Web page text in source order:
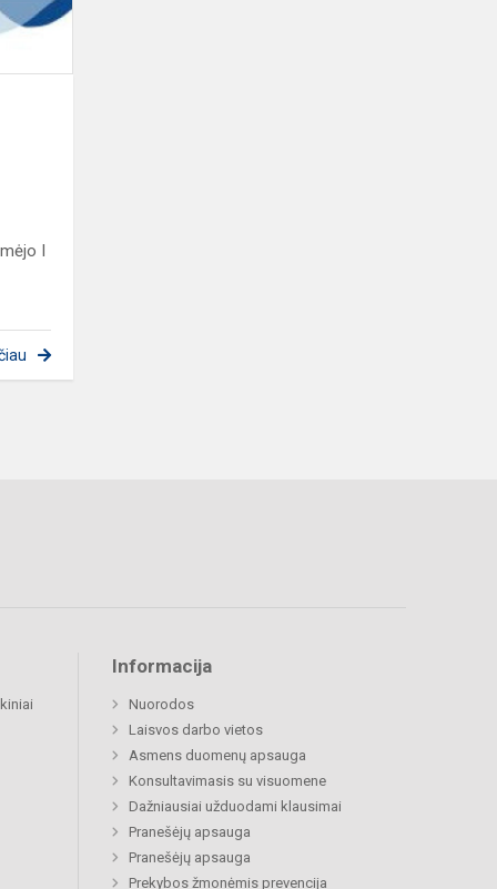
VIETA
I
Informacija
Nuorodos
Laisvos darbo vietos
Asmens duomenų apsauga
Konsultavimasis su visuomene
Dažniausiai užduodami klausimai
Pranešėjų apsauga
Pranešėjų apsauga
Prekybos žmonėmis prevencija